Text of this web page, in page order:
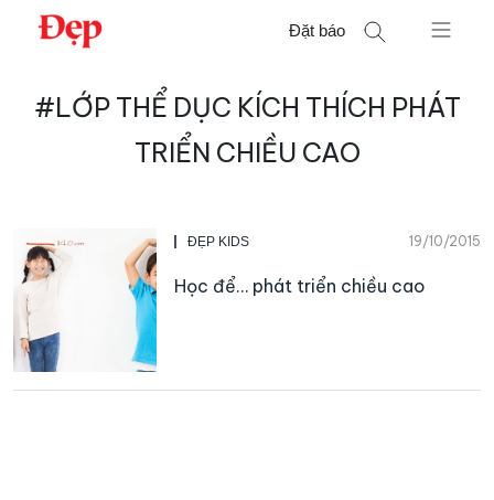
Chuyển
Đặt báo
kiếm
#LỚP THỂ DỤC KÍCH THÍCH PHÁT
TRIỂN CHIỀU CAO
ĐẸP KIDS 19/10/2015
Học để… phát triển chiều cao